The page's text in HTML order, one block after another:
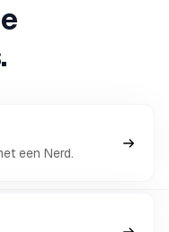
een Nerd.